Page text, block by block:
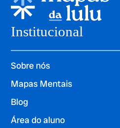
Institucional
Sobre nós
Mapas Mentais
Blog
Área do aluno